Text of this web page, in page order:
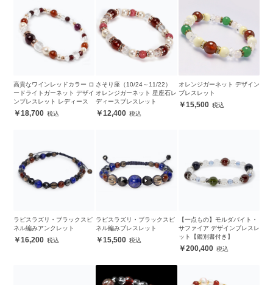
高貴なワインレッドカラー ロ
ードライトガーネット デザイ
ンブレスレット レディース
18,700
さそり座（10/24～11/22）
オレンジガーネット 星座石レ
ディースブレスレット
12,400
オレンジガーネット デザイン
ブレスレット
15,500
ラピスラズリ・ブラックスピ
ネル編みアンクレット
16,200
ラピスラズリ・ブラックスピ
ネル編みブレスレット
15,500
【一点もの】モルダバイト・
サファイア デザインブレスレ
ット【鑑別書付き】
200,400